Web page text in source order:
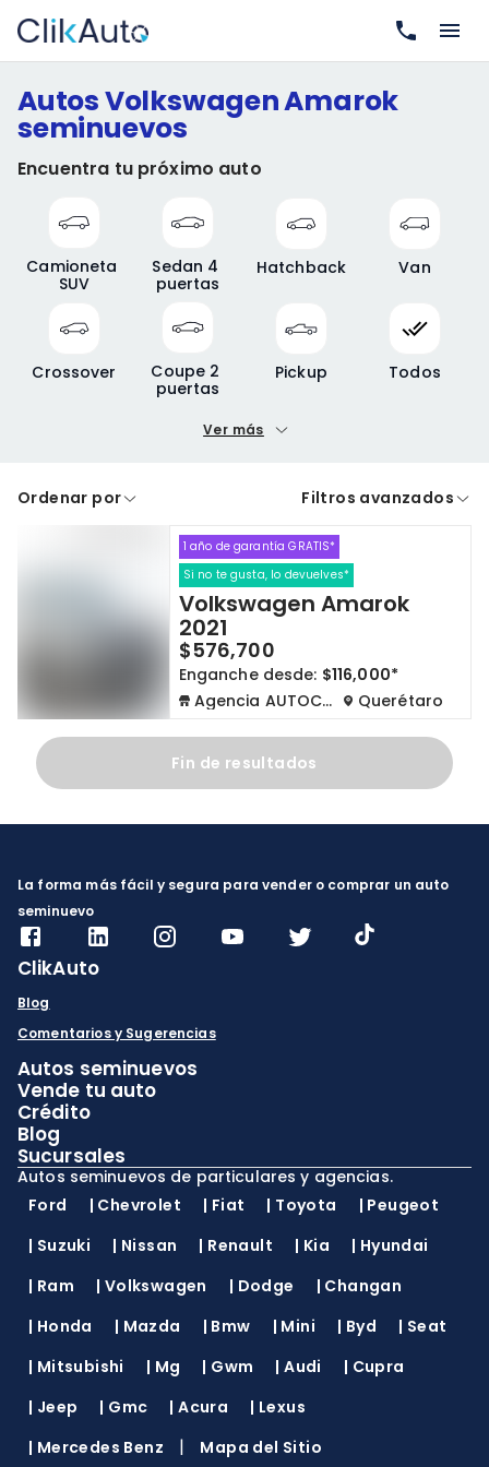
Autos Volkswagen Amarok
seminuevos
Encuentra tu próximo auto
Camioneta
SUV
Sedan 4
puertas
Hatchback Van
Crossover
Coupe 2
puertas
Pickup Todos
Precio máximo
A crédito De contado
Cdmx y Edo Mex Querétaro
Con garantía Negociar precio
Borrar todo Ver autos
Ver más
Ordenar por Filtros avanzados
1 año de garantía GRATIS*
Si no te gusta, lo devuelves*
Volkswagen Amarok
2021
$576,700
Enganche desde: $116,000*
Agencia AUTOCOM
Querétaro
Fin de resultados
La forma más fácil y segura para vender o comprar un auto
seminuevo
ClikAuto
Blog
Comentarios y Sugerencias
Autos seminuevos
Vende tu auto
Crédito
Blog
Sucursales
Autos seminuevos de particulares y agencias.
Ford
| Chevrolet | Fiat | Toyota | Peugeot
| Suzuki | Nissan | Renault | Kia | Hyundai
| Ram | Volkswagen | Dodge | Changan
| Honda | Mazda | Bmw | Mini | Byd | Seat
| Mitsubishi | Mg | Gwm |Audi | Cupra
| Jeep | Gmc |Acura | Lexus
| Mercedes Benz | Mapa del Sitio